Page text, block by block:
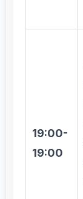
19:00-
19:00